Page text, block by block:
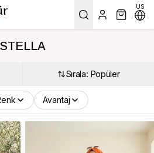
US
STELLA
Sırala: Popüler
Avantaj